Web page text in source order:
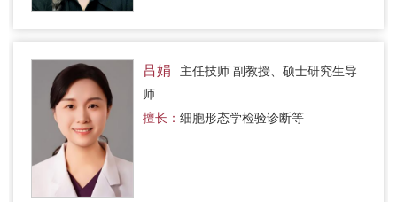
吕娟
主任技师 副教授、硕士研究生导
师
擅长： 细胞形态学检验诊断等